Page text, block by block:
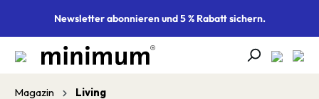
springenNewsletter abonnieren und 5 % Rabatt sichern.
Magazin Living